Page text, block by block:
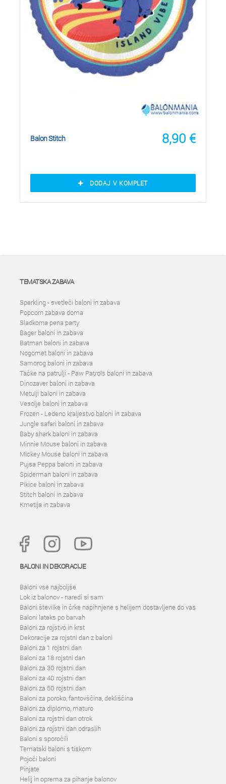
8,90 €
Balon Stitch
DODAJ V KOMPLET
TEMATSKA ZABAVA
Sparkling - svetleči baloni in zabava
Popcorn zabava doma
Sladkorna pena party
Bager baloni in zabava
Batman baloni in zabava
Nogomet baloni in zabava
Samorog baloni in zabava
Tačke na patrulji - Paw Patrols baloni in zabava
Dinozaver baloni in zabava
Metulji baloni in zabava
Vesolje baloni in zabava
Frozen - Ledeno kraljestvo baloni in zabava
Jungle safari baloni in zabava
Baby shark baloni in zabava
Minnie Mouse baloni in zabava
Mickey Mouse baloni in zabava
Pujsa Peppa baloni in zabava
Spiderman baloni in zabava
Pikice baloni in zabava
Stitch baloni in zabava
Kmetija in zabava
BALONI IN DEKORACIJE
Baloni vse najboljše
Lok iz balonov - naredi si sam
Baloni številke in črke napihnjene s helijem dostavljene do vas
Baloni lateks po barvah
Baloni za rojstvo in krst
Dekoracije za rojstni dan z baloni
Baloni za 1 rojstni dan
Baloni za 18 rojstni dan
Baloni za 30 rojstni dan
Baloni za 40 rojstni dan
Baloni za 50 rojstni dan
Baloni za poroko, fantovščina, dekliščina
Baloni za diplomo, maturo
Baloni za rojstni dan otrok
Baloni za rojstni dan odraslih
Baloni s sporočili
Tematski baloni s tiskom
Pojoči baloni
Pinjate
Helij in oprema za pihanje balonov